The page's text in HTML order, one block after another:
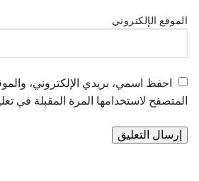
الموقع الإلكتروني
احفظ اسمي، بريدي الإلكتروني،
المتصفح لاستخدامها المرة المقبلة في